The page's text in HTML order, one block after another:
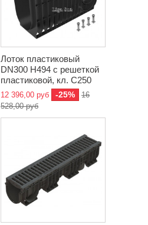
Лоток пластиковый
DN300 H494 с решеткой
пластиковой, кл. C250
12 396,00 руб -25%
16
528,00 руб